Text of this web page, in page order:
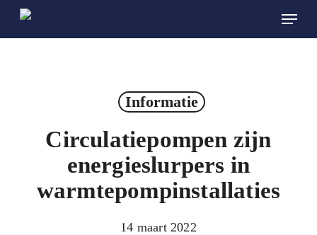
Skip
Menu
Informatie
Circulatiepompen zijn
energieslurpers in
warmtepompinstallaties
14 maart 2022